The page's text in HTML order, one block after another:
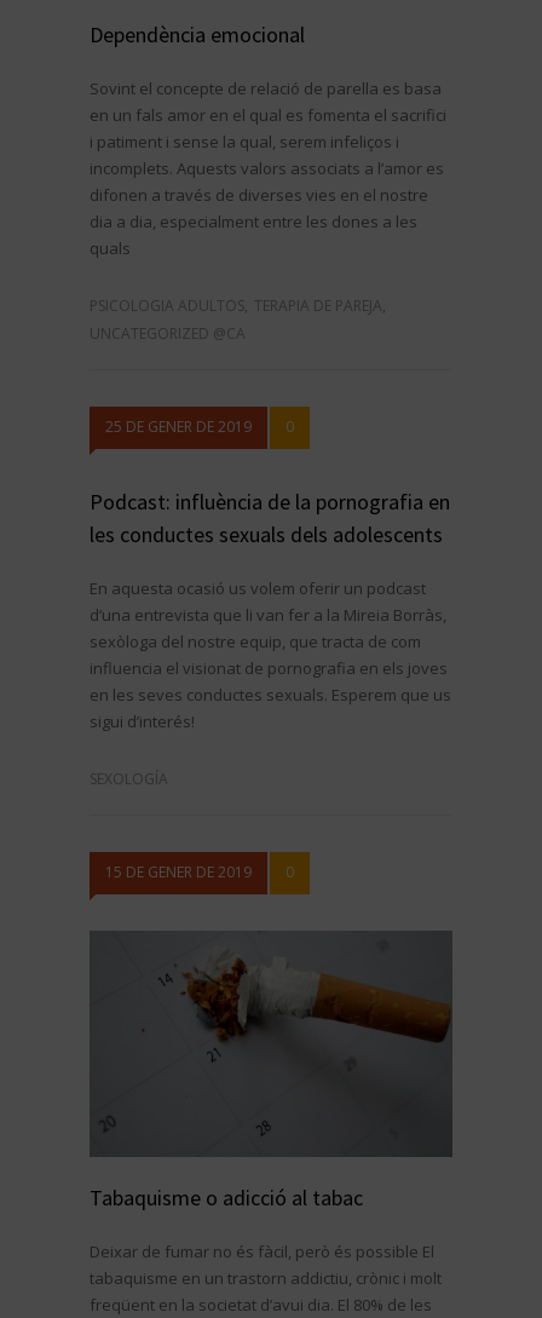
Dependència emocional
Sovint el concepte de relació de parella es basa
en un fals amor en el qual es fomenta el sacrifici
i patiment i sense la qual, serem infeliços i
incomplets. Aquests valors associats a l’amor es
difonen a través de diverses vies en el nostre
dia a dia, especialment entre les dones a les
quals
PSICOLOGIA ADULTOS, TERAPIA DE PAREJA,
UNCATEGORIZED @CA
25 DE GENER DE 2019 0
Podcast: influència de la pornografia en
les conductes sexuals dels adolescents
En aquesta ocasió us volem oferir un podcast
d’una entrevista que li van fer a la Mireia Borràs,
sexòloga del nostre equip, que tracta de com
influencia el visionat de pornografia en els joves
en les seves conductes sexuals. Esperem que us
sigui d’interés!
SEXOLOGÍA
15 DE GENER DE 2019 0
Tabaquisme o adicció al tabac
Deixar de fumar no és fàcil, però és possible El
tabaquisme en un trastorn addictiu, crònic i molt
freqüent en la societat d’avui dia. El 80% de les